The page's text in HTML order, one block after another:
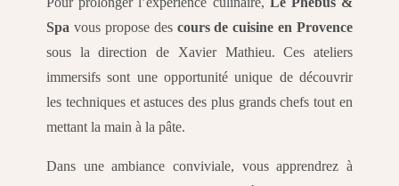
Spa vous propose des cours de cuisine en Provence
sous la direction de Xavier Mathieu. Ces ateliers
immersifs sont une opportunité unique de découvrir
les techniques et astuces des plus grands chefs tout en
mettant la main à la pâte.
Dans une ambiance conviviale, vous apprendrez à